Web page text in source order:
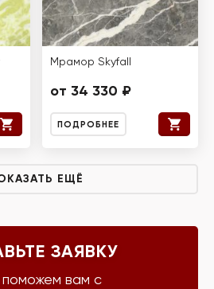
Мрамор Skyfall
от 34 330 ₽
ПОДРОБНЕЕ
ЕЩЁ
ЗАЯВКУ
вам с